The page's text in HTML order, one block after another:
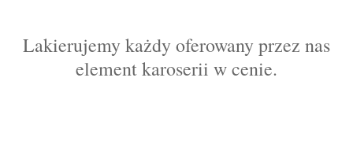
Lakierujemy każdy oferowany przez nas
element karoserii w cenie.